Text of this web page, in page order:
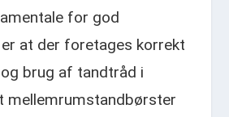
for god
er at der foretages korrekt
brug af tandtråd i
mellemrumstandbørster